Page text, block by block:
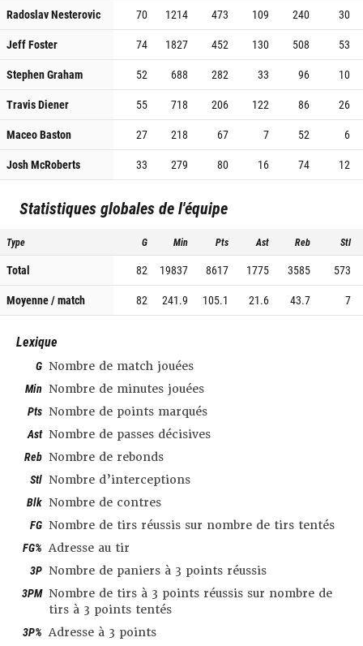
Radoslav Nesterovic
70 1214 473 109 240
30
Jeff Foster
74 1827 452 130 508
53
Stephen Graham
52 688 282 33 96
10
Travis Diener
55 718 206 122 86
26
Maceo Baston
27 218 67 7 52
6
Josh McRoberts
33 279 80 16 74 12
Statistiques globales de l'équipe
Type G Min Pts Ast Reb Stl
Total 82 19837 8617 1775 3585
573
Moyenne / match
82 241.9 105.1 21.6 43.7 7
Lexique
G Nombre de match jouées
Min Nombre de minutes jouées
Pts Nombre de points marqués
Ast Nombre de passes décisives
Reb Nombre de rebonds
Stl Nombre d’interceptions
Blk Nombre de contres
FG Nombre de tirs réussis sur nombre de tirs tentés
FG% Adresse au tir
3P Nombre de paniers à 3 points réussis
3PM Nombre de tirs à 3 points réussis sur nombre de
tirs à 3 points tentés
3P% Adresse à 3 points